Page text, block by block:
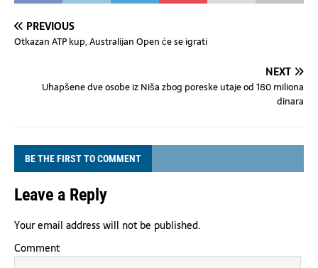
PREVIOUS
Otkazan ATP kup, Australijan Open će se igrati
NEXT
Uhapšene dve osobe iz Niša zbog poreske utaje od 180 miliona
dinara
BE THE FIRST TO COMMENT
Leave a Reply
Your email address will not be published.
Comment